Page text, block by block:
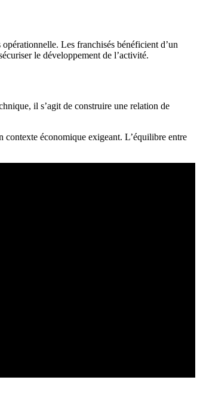
Les franchisés bénéficient d’un
le développement de l’activité.
il s’agit de construire une relation de
contexte économique exigeant. L’équilibre entre